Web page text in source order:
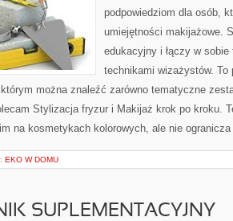
podpowiedziom dla osób,
umiejętności makijażowe.
edukacyjny i łączy w
technikami wizażystów. To
można znaleźć zarówno tematyczne
Stylizacja fryzur i Makijaż krok po kroku.
na kosmetykach kolorowych, ale nie
EKO W DOMU
SUPLEMENTACYJNY